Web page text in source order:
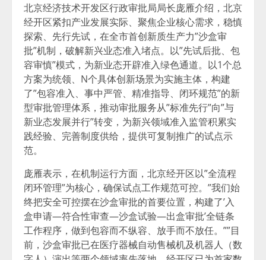
北京经济技术开发区行政审批局局长庞雁介绍，北京
经开区紧扣产业发展实际、聚焦企业核心需求，稳慎
探索、先行先试，在全市首创新质生产力”沙盒审
批”机制，破解新兴业态准入堵点。以”先试后批、包
容审慎”模式，为新业态开辟准入绿色通道。以1个总
方案为统领、N个具体创新场景为实施主体，构建
了”包容准入、事中严管、精准指导、闭环规范”的新
型审批管理体系，推动审批服务从”标准先行”向”与
新业态发展并行”转变，为新兴领域准入监管积累实
践经验、完善制度供给，提供可复制推广的试点示
范。
庞雁表示，在机制运行方面，北京经开区以”全流程
闭环管理”为核心，确保试点工作规范可控。”我们始
终把安全可控摆在沙盒审批的首要位置，构建了’入
盒申请—符合性审查—沙盒试验—出盒审批’全链条
工作程序，做到包容而不纵容、放手而不放任。””目
前，沙盒审批已在医疗器械自动售械机及机器人（数